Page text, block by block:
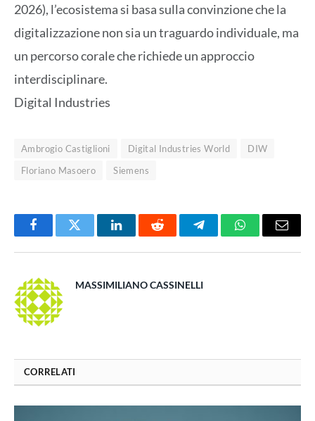
2026), l’ecosistema si basa sulla convinzione che la
digitalizzazione non sia un traguardo individuale, ma
un percorso corale che richiede un approccio
interdisciplinare.
Digital Industries
Ambrogio Castiglioni Digital Industries World
DIW
Floriano Masoero
Siemens
FacebookTwitter LinkedInReddit TelegramWhatsAppEmail
MASSIMILIANO CASSINELLI
CORRELATI